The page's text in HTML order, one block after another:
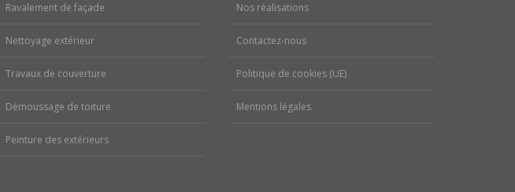
Ravalement de façade
Nettoyage extérieur
Travaux de couverture
Démoussage de toiture
Peinture des extérieurs
Nos réalisations
Contactez-nous
Politique de cookies (UE)
Mentions légales